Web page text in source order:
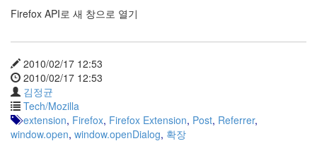
Firefox API로 새 창으로 열기
2010/02/17 12:53
2010/02/17 12:53
김정균
Tech/Mozilla
extension, Firefox, Firefox Extension, Post, Referrer,
window.open, window.openDialog, 확장
째
일
지
3
Tech
143
안